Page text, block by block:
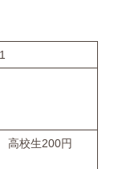
高校生200円